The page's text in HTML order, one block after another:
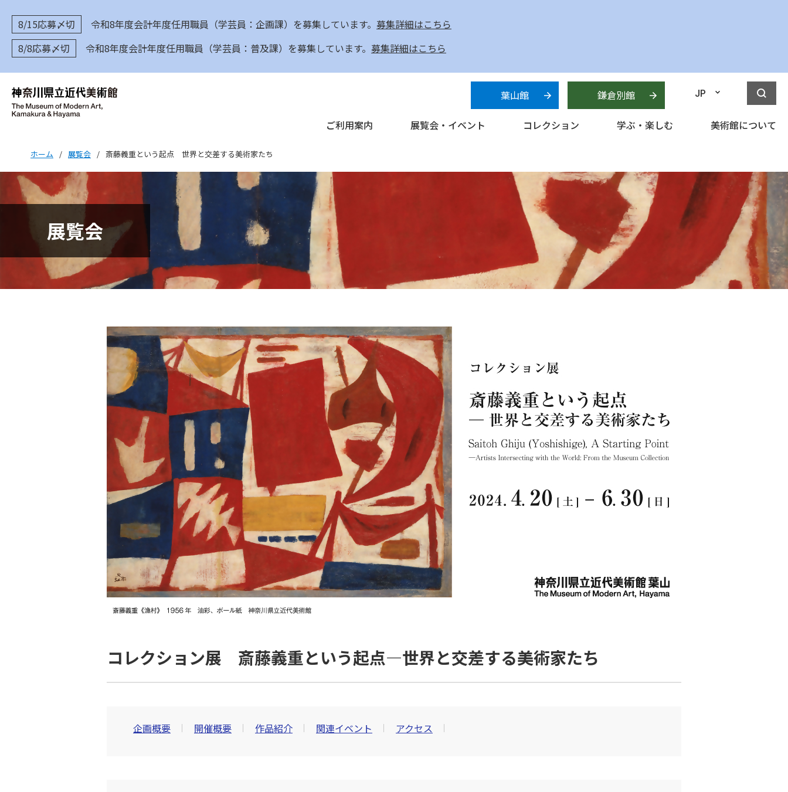
8/15応募〆切 令和8年度会計年度任用職員（学芸員：企画課）を募集しています。 募集詳細はこちら
8/8応募〆切
令和8年度会計年度任用職員（学芸員：普及課）を募集しています。 募集詳細はこちら
葉山館 鎌倉別館 JP
ご利用案内 展覧会・イベント コレクション 学ぶ・楽しむ 美術館について
ホーム / 展覧会 / 斎藤義重という起点 世界と交差する美術家たち
展覧会
コレクション展 斎藤義重という起点―世界と交差する美術家たち
企画概要 開催概要 作品紹介 関連イベント アクセス